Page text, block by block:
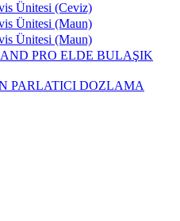
Ünitesi (Ceviz)
Ünitesi (Maun)
Ünitesi (Maun)
PRO ELDE BULAŞIK
PARLATICI DOZLAMA